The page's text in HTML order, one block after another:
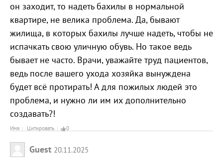
он заходит, то надеть бахилы в нормальной
квартире, не велика проблема. Да, бывают
жилища, в которых бахилы лучше надеть, чтобы не
испачкать свою уличную обувь. Но такое ведь
бывает не часто. Врачи, уважайте труд пациентов,
ведь после вашего ухода хозяйка вынуждена
будет всё протирать! А для пожилых людей это
проблема, и нужно ли им их дополнительно
создавать?!
Имя Цитировать 0
Guest 20.11.2025